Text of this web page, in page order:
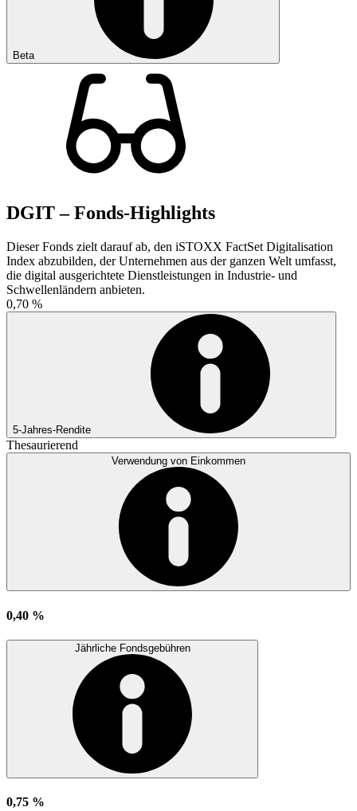
Beta
DGIT – Fonds-Highlights
Dieser Fonds zielt darauf ab, den iSTOXX FactSet Digitalisation
Index abzubilden, der Unternehmen aus der ganzen Welt umfasst,
die digital ausgerichtete Dienstleistungen in Industrie- und
Schwellenländern anbieten.
0,70 %
5-Jahres-Rendite
Thesaurierend
Verwendung von Einkommen
0,40 %
Jährliche Fondsgebühren
0,75 %